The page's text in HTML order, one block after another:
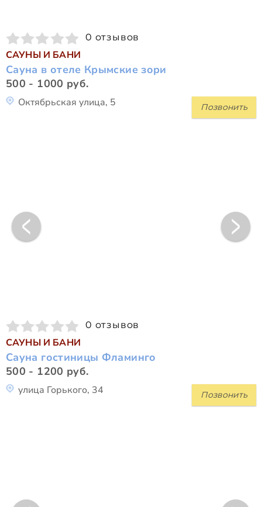
0 отзывов
САУНЫ И БАНИ
Сауна в отеле Крымские зори
500 - 1000 руб.
Позвонить
Октябрьская улица, 5
0 отзывов
САУНЫ И БАНИ
Сауна гостиницы Фламинго
500 - 1200 руб.
Позвонить
улица Горького, 34